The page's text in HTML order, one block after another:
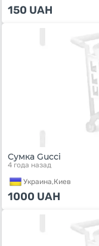
150 UAH
Cумка Gucci
4 года назад
Украина,Киев
1000 UAH